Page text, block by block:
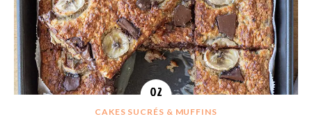
CAKES SUCRÉS & MUFFINS